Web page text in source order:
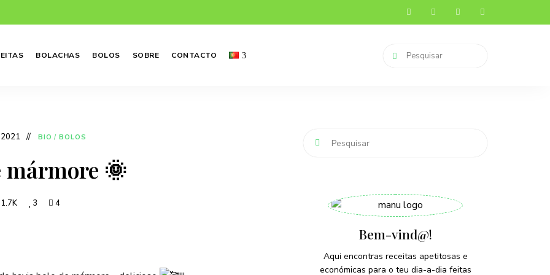
BOLACHAS BOLOS SOBRE CONTACTO
BIO / BOLOS
mármore 🌞
1.7K 3 4
Bem-vind@!
Aqui encontras receitas apetitosas e
económicas para o teu dia-a-dia feitas